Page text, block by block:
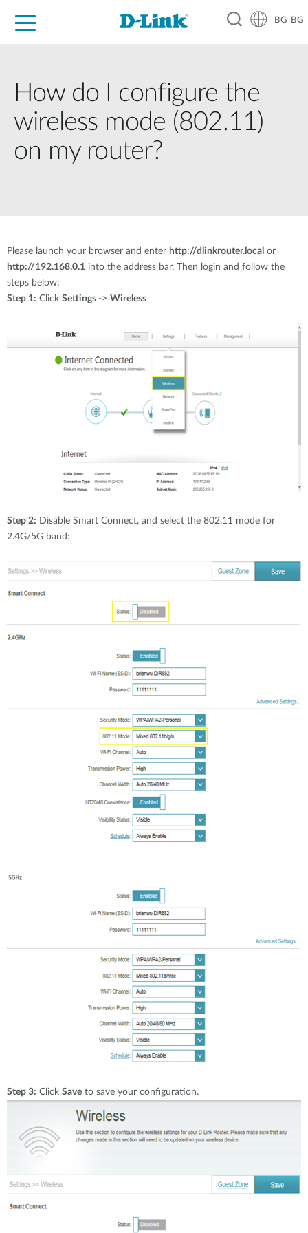
BG|BG
How do I configure the
wireless mode (802.11)
on my router?
Please launch your browser and enter http://dlinkrouter.local or
http://192.168.0.1 into the address bar. Then login and follow the
steps below:
Step 1: Click Settings -> Wireless
Step 2: Disable Smart Connect, and select the 802.11 mode for
2.4G/5G band:
Step 3: Click Save to save your configuration.